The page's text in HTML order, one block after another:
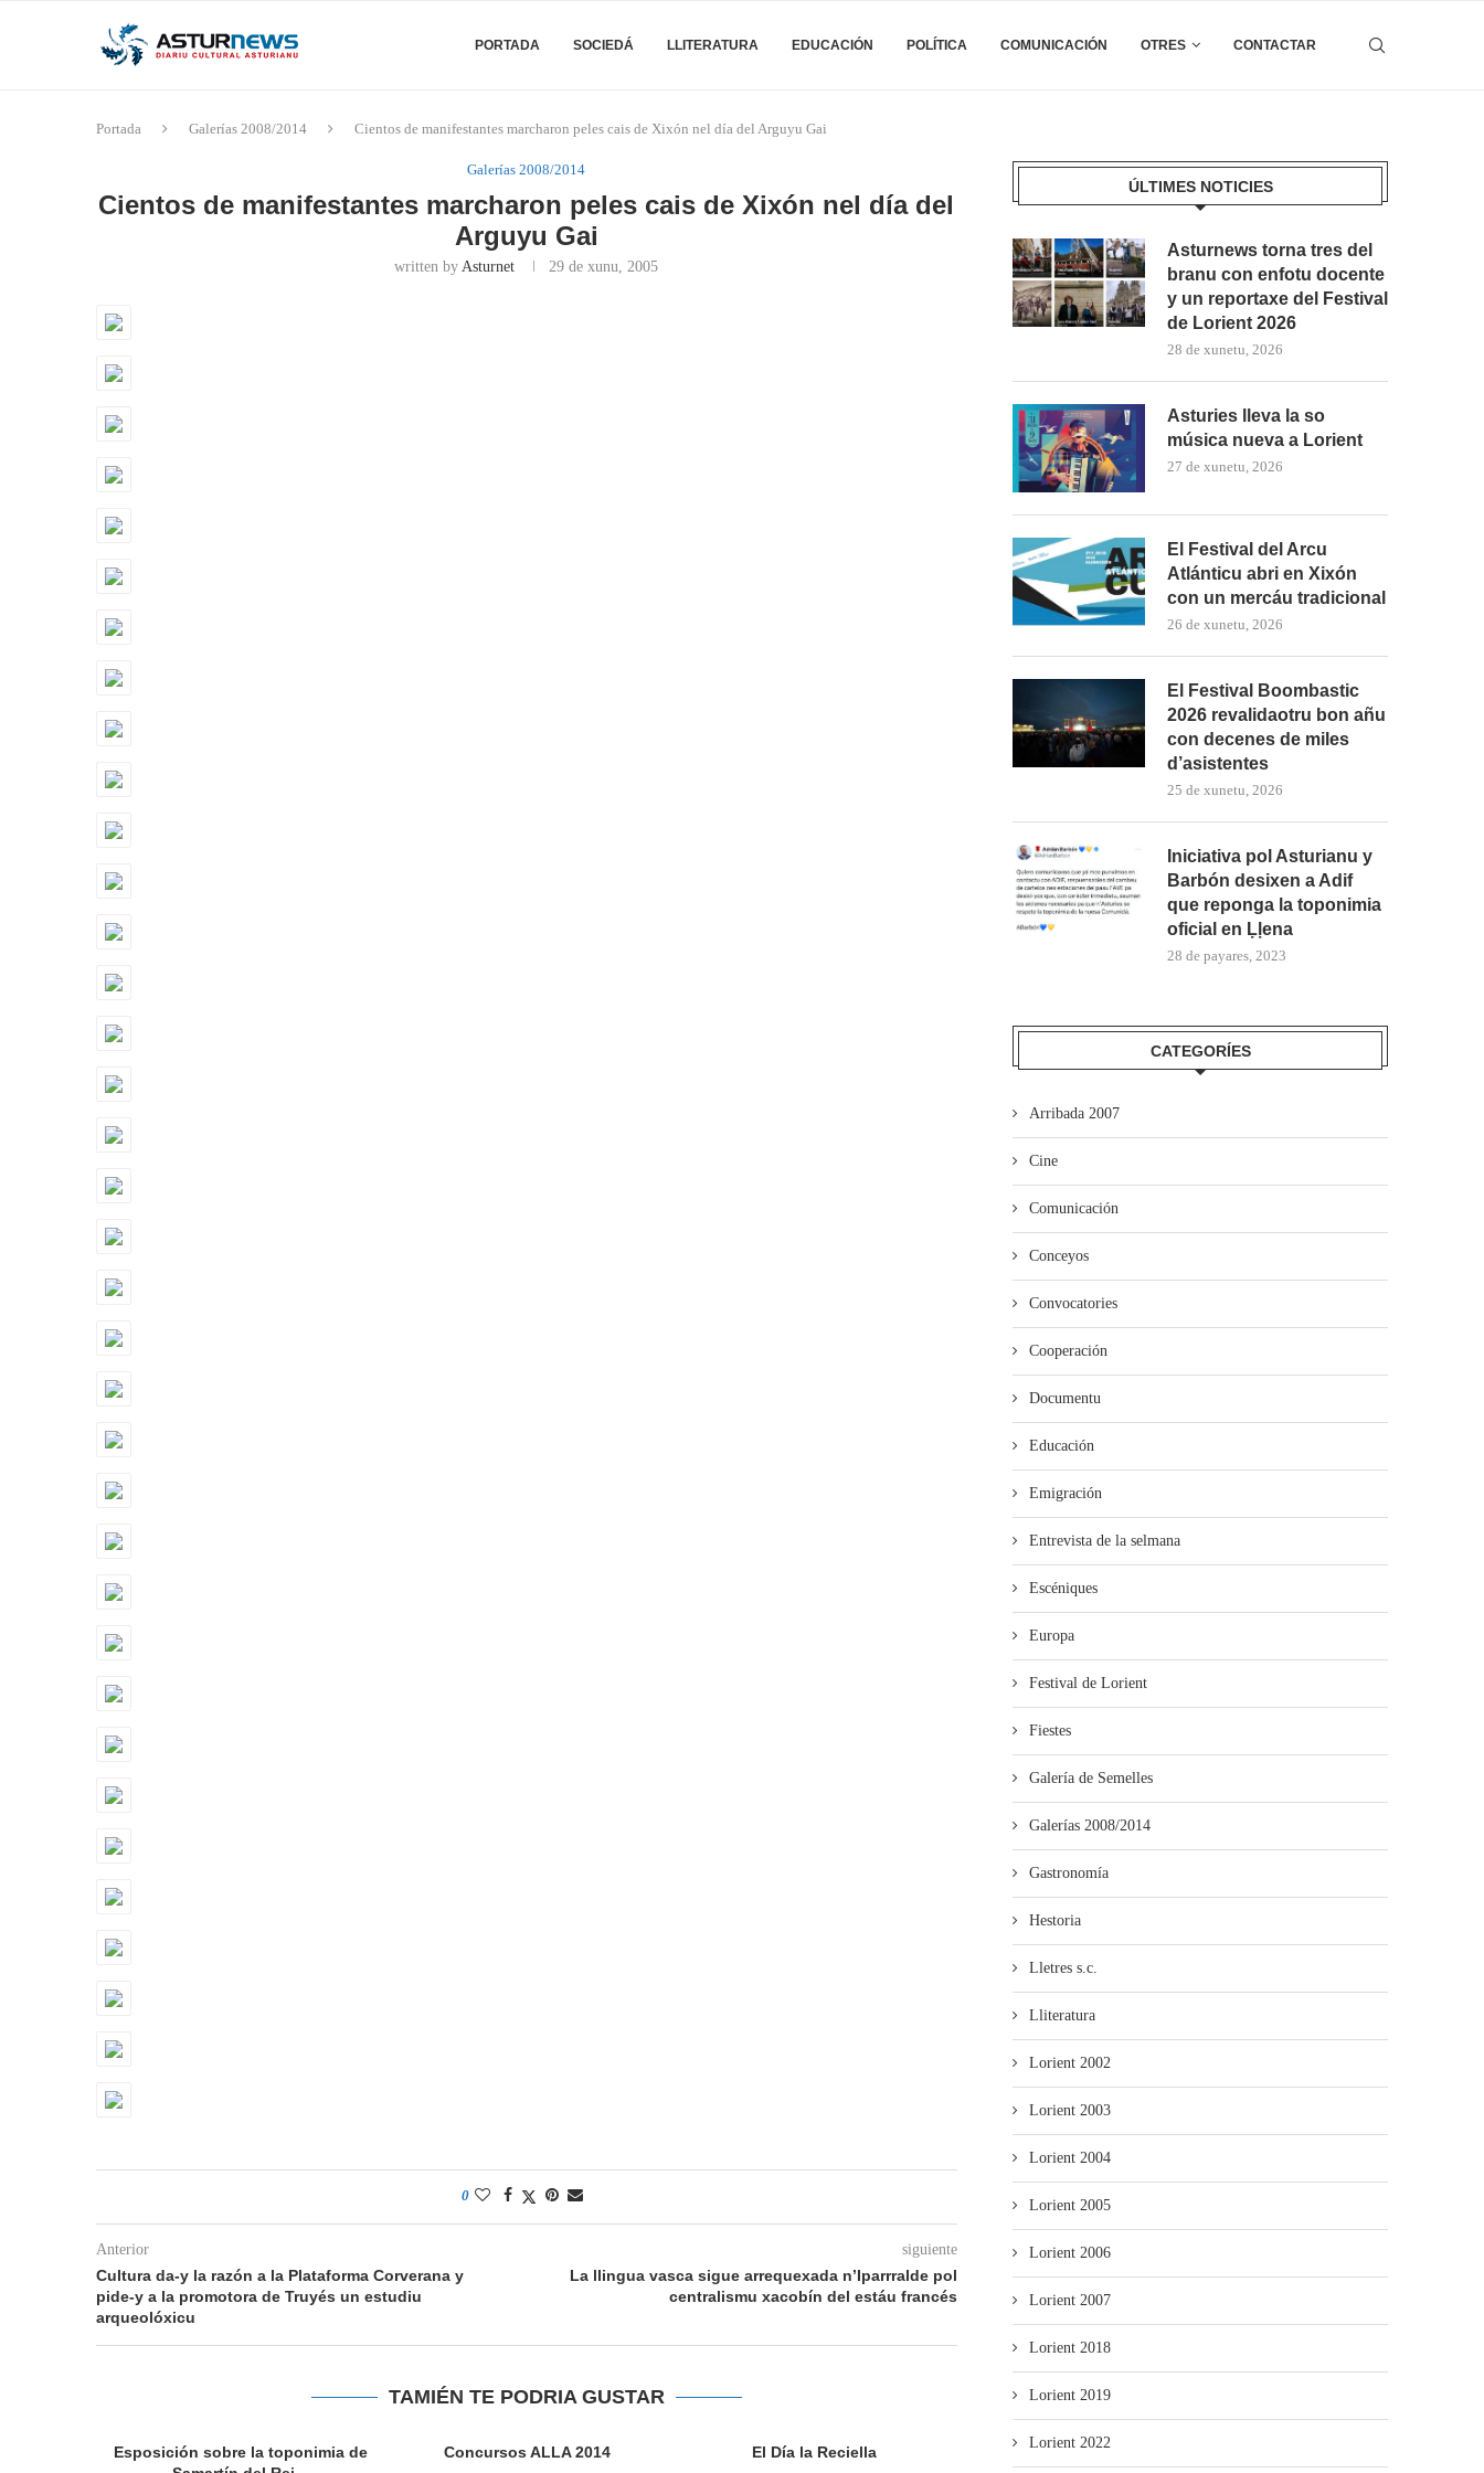
PORTADA SOCIEDÁ LLITERATURA EDUCACIÓN POLÍTICA COMUNICACIÓN OTRES CONTACTAR
Portada Galerías 2008/2014 Cientos de manifestantes marcharon peles cais de Xixón nel día del Arguyu Gai
Galerías 2008/2014
Cientos de manifestantes marcharon peles cais de Xixón nel día del
Arguyu Gai
written byAsturnet 29 de xunu, 2005
0
Anterior
Cultura da-y la razón a la Plataforma Corverana y
pide-y a la promotora de Truyés un estudiu
arqueolóxicu
siguiente
La llingua vasca sigue arrequexada n’Iparrralde pol
centralismu xacobín del estáu francés
TAMIÉN TE PODRIA GUSTAR
Esposición sobre la toponimia de
Concursos ALLA 2014 El Día la Reciella
Dixebra actuando nel Festival de
ÚLTIMES NOTICIES
Asturnews torna tres del
branu con enfotu docente
y un reportaxe del Festival
de Lorient 2026
28 de xunetu, 2026
Asturies lleva la so
música nueva a Lorient
27 de xunetu, 2026
El Festival del Arcu
Atlánticu abri en Xixón
con un mercáu tradicional
26 de xunetu, 2026
El Festival Boombastic
2026 revalidaotru bon añu
con decenes de miles
d’asistentes
25 de xunetu, 2026
Iniciativa pol Asturianu y
Barbón desixen a Adif
que reponga la toponimia
oficial en Ḷḷena
28 de payares, 2023
CATEGORÍES
Arribada 2007
Cine
Comunicación
Conceyos
Convocatories
Cooperación
Documentu
Educación
Emigración
Entrevista de la selmana
Escéniques
Europa
Festival de Lorient
Fiestes
Galería de Semelles
Galerías 2008/2014
Gastronomía
Hestoria
Lletres s.c.
Lliteratura
Lorient 2002
Lorient 2003
Lorient 2004
Lorient 2005
Lorient 2006
Lorient 2007
Lorient 2018
Lorient 2019
Lorient 2022